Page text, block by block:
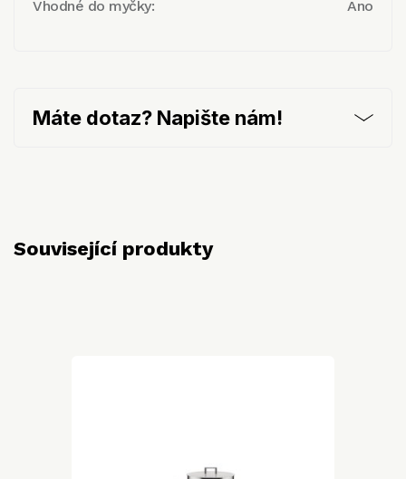
Vhodné do myčky: Ano
Máte dotaz? Napište nám!
Související produkty